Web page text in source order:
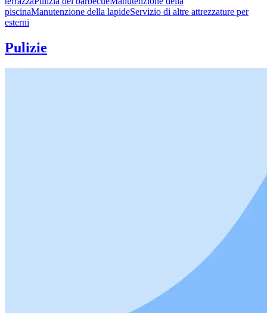
piscinaManutenzione della lapideServizio di altre attrezzature per
esterni
Pulizie